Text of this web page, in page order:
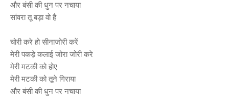
और बंसी की धुन पर नचाया
सांवरा तू बड़ा वो है
चोरी करे हो सीनाजोरी करें
मेरी पकड़े कलाई जोरा जोरी करे
मेरी मटकी को होए
मेरी मटकी को तूने गिराया
और बंसी की धुन पर नचाया